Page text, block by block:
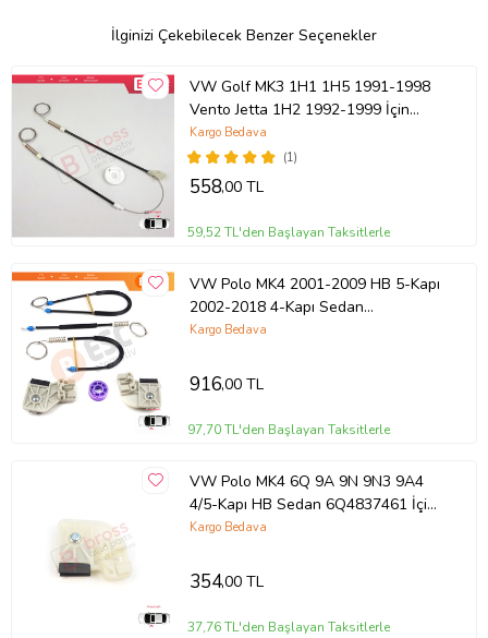
İlginizi Çekebilecek Benzer Seçenekler
VW Golf MK3 1H1 1H5 1991-1998
Vento Jetta 1H2 1992-1999 İçin
Elektrikli Arka Sağ Kapı Cam Kriko
Seti
(1)
Kargo Bedava
558,00 TL
59,52 TL'den Başlayan Taksitlerle
VW Polo MK4 2001-2009 HB 5-Kapı
2002-2018 4-Kapı Sedan
6Q4837461 İçin Ön Sol Cam Kriko
Kargo Bedava
916,00 TL
97,70 TL'den Başlayan Taksitlerle
VW Polo MK4 6Q 9A 9N 9N3 9A4
4/5-Kapı HB Sedan 6Q4837461 İçin
Ön Sol Cam Kriko Tamir Klipsi L1
Kargo Bedava
354,00 TL
37,76 TL'den Başlayan Taksitlerle